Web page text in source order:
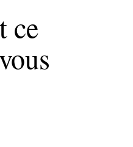
ce